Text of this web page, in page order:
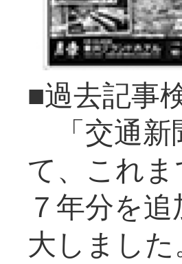
■過去記事
「交通新
て、これ
７年分を
大し